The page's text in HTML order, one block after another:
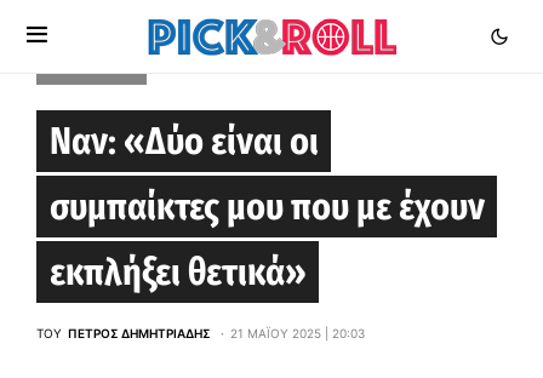
Ναν: «Δύο είναι οι
συμπαίκτες μου που με έχουν
εκπλήξει θετικά»
ΤΟΥ ΠΈΤΡΟΣ ΔΗΜΗΤΡΙΆΔΗΣ 21 ΜΑΪ́ΟΥ 2025 | 20:03